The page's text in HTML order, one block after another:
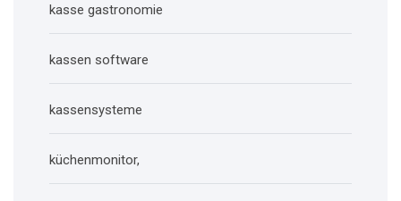
kasse gastronomie
kassen software
kassensysteme
küchenmonitor,